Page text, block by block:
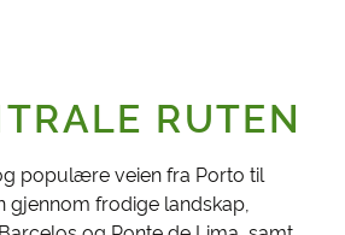
RUTEN
populære veien fra Porto til
gjennom frodige landskap,